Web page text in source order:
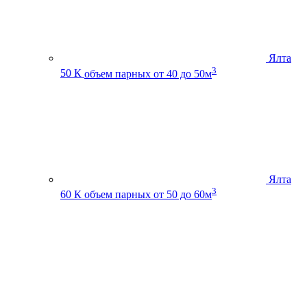
Ялта
50 К объем парных от 40 до 50м3
Ялта
60 К объем парных от 50 до 60м3